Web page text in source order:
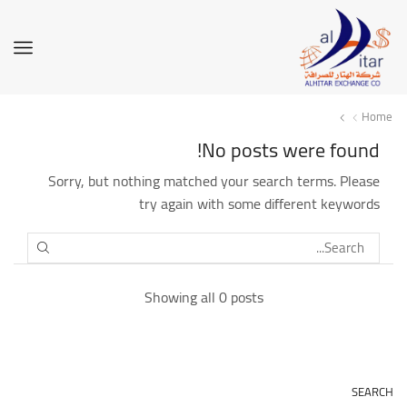
Home
No posts were found!
Sorry, but nothing matched your search terms. Please
try again with some different keywords
SEARCH
Showing all 0 posts
SEARCH